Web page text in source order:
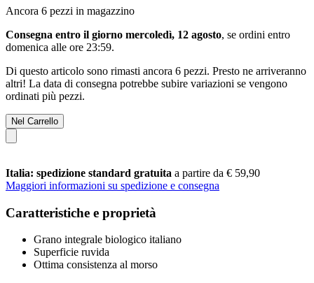
Ancora 6 pezzi in magazzino
Consegna entro il giorno mercoledì, 12 agosto, se ordini entro
domenica alle ore 23:59.
Di questo articolo sono rimasti ancora 6 pezzi. Presto ne arriveranno
altri! La data di consegna potrebbe subire variazioni se vengono
ordinati più pezzi.
Nel Carrello
Italia: spedizione standard gratuita a partire da € 59,90
Maggiori informazioni su spedizione e consegna
Caratteristiche e proprietà
Grano integrale biologico italiano
Superficie ruvida
Ottima consistenza al morso